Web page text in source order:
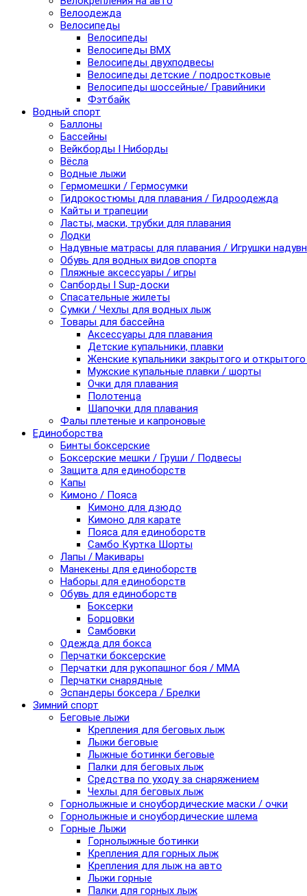
Велоодежда
Велосипеды
Велосипеды
Велосипеды BMX
Велосипеды двухподвесы
Велосипеды детские / подростковые
Велосипеды шоссейные/ Гравийники
Фэтбайк
Водный спорт
Баллоны
Бассейны
Вейкборды I Ниборды
Вёсла
Водные лыжи
Гермомешки / Гермосумки
Гидрокостюмы для плавания / Гидроодежда
Кайты и трапеции
Ласты, маски, трубки для плавания
Лодки
Надувные матрасы для плавания / Игрушки
Обувь для водных видов спорта
Пляжные аксессуары / игры
Сапборды I Sup-доски
Спасательные жилеты
Сумки / Чехлы для водных лыж
Товары для бассейна
Аксессуары для плавания
Детские купальники, плавки
Женские купальники закрытого и
Мужские купальные плавки / шорты
Очки для плавания
Полотенца
Шапочки для плавания
Фалы плетеные и капроновые
Единоборства
Бинты боксерские
Боксерские мешки / Груши / Подвесы
Защита для единоборств
Капы
Кимоно / Пояса
Кимоно для дзюдо
Кимоно для карате
Пояса для единоборств
Самбо Куртка Шорты
Лапы / Макивары
Манекены для единоборств
Наборы для единоборств
Обувь для единоборств
Боксерки
Борцовки
Самбовки
Одежда для бокса
Перчатки боксерские
Перчатки для рукопашног боя / ММА
Перчатки снарядные
Эспандеры боксера / Брелки
Зимний спорт
Беговые лыжи
Крепления для беговых лыж
Лыжи беговые
Лыжные ботинки беговые
Палки для беговых лыж
Средства по уходу за снаряжением
Чехлы для беговых лыж
Горнолыжные и сноубордические маски / очки
Горнолыжные и сноубордические шлема
Горные Лыжи
Горнолыжные ботинки
Крепления для горных лыж
Крепления для лыж на авто
Лыжи горные
Палки для горных лыж